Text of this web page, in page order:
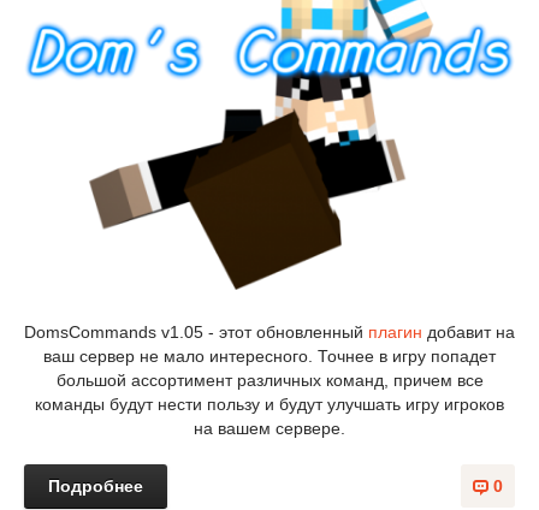
DomsCommands v1.05 - этот обновленный плагин добавит на
ваш сервер не мало интересного. Точнее в игру попадет
большой ассортимент различных команд, причем все
команды будут нести пользу и будут улучшать игру игроков
на вашем сервере.
0
Подробнее